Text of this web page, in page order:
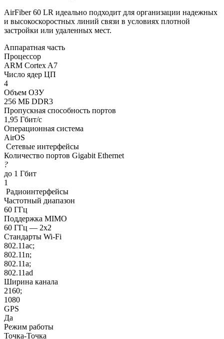
AirFiber 60 LR идеально подходит для организации надежных
и высокоскоростных линий связи в условиях плотной
застройки или удаленных мест.
Аппаратная часть
Процессор
ARM Cortex A7
Число ядер ЦП
4
Объем ОЗУ
256 МБ DDR3
Пропускная способность портов
1,95 Гбит/с
Операционная система
AirOS
Сетевые интерфейсы
Количество портов Gigabit Ethernet
?
до 1 Гбит
1
Радиоинтерфейсы
Частотный диапазон
60 ГГц
Поддержка MIMO
60 ГГц — 2x2
Стандарты Wi-Fi
802.11ac;
802.11n;
802.11a;
802.11ad
Ширина канала
2160;
1080
GPS
Да
Режим работы
Точка-Точка